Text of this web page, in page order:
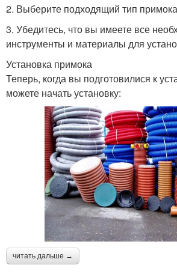
2. Выберите подходящий тип
3. Убедитесь, что вы имеете все
инструменты и материалы для
Установка примока
Теперь, когда вы подготовилися к
можете начать установку:
читать дальше →